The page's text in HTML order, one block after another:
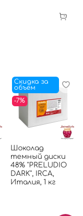
Скидка за
объем
-7%
Шоколад
темный диски
48% "PRELUDIO
DARK", IRCA,
Италия, 1 кг